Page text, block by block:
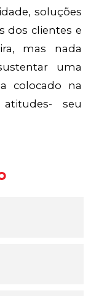
soluções
dos clientes e
mas nada
uma
colocado na
seu